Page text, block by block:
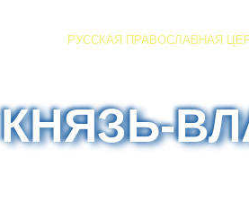
РУССКАЯ ПРАВОСЛАВНАЯ
КНЯЗЬ-